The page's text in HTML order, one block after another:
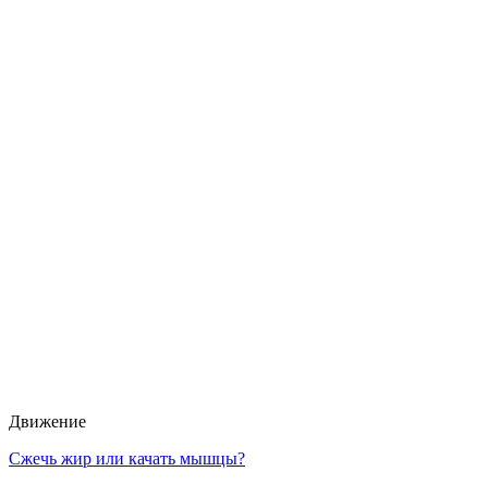
Движение
Сжечь жир или качать мышцы?